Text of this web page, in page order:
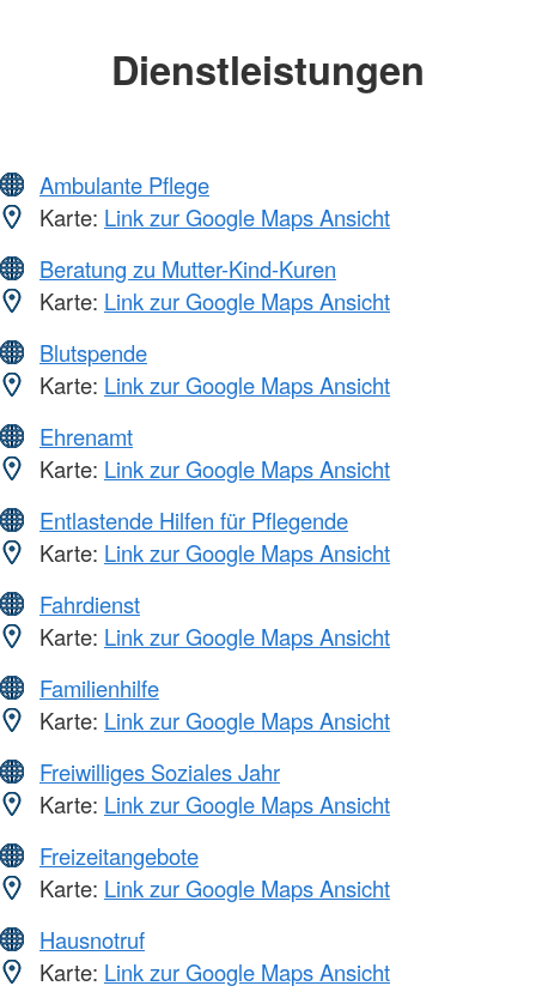
Dienstleistungen
Ambulante Pflege
Karte: Link zur Google Maps Ansicht
Beratung zu Mutter-Kind-Kuren
Karte: Link zur Google Maps Ansicht
Blutspende
Karte: Link zur Google Maps Ansicht
Ehrenamt
Karte: Link zur Google Maps Ansicht
Entlastende Hilfen für Pflegende
Karte: Link zur Google Maps Ansicht
Fahrdienst
Karte: Link zur Google Maps Ansicht
Familienhilfe
Karte: Link zur Google Maps Ansicht
Freiwilliges Soziales Jahr
Karte: Link zur Google Maps Ansicht
Freizeitangebote
Karte: Link zur Google Maps Ansicht
Hausnotruf
Karte: Link zur Google Maps Ansicht